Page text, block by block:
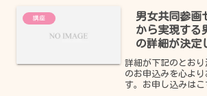
講座
男女共同参画
から実現する
の詳細が決定
詳細が下記のとお
のお申込みを心よ
す。お申し込みは